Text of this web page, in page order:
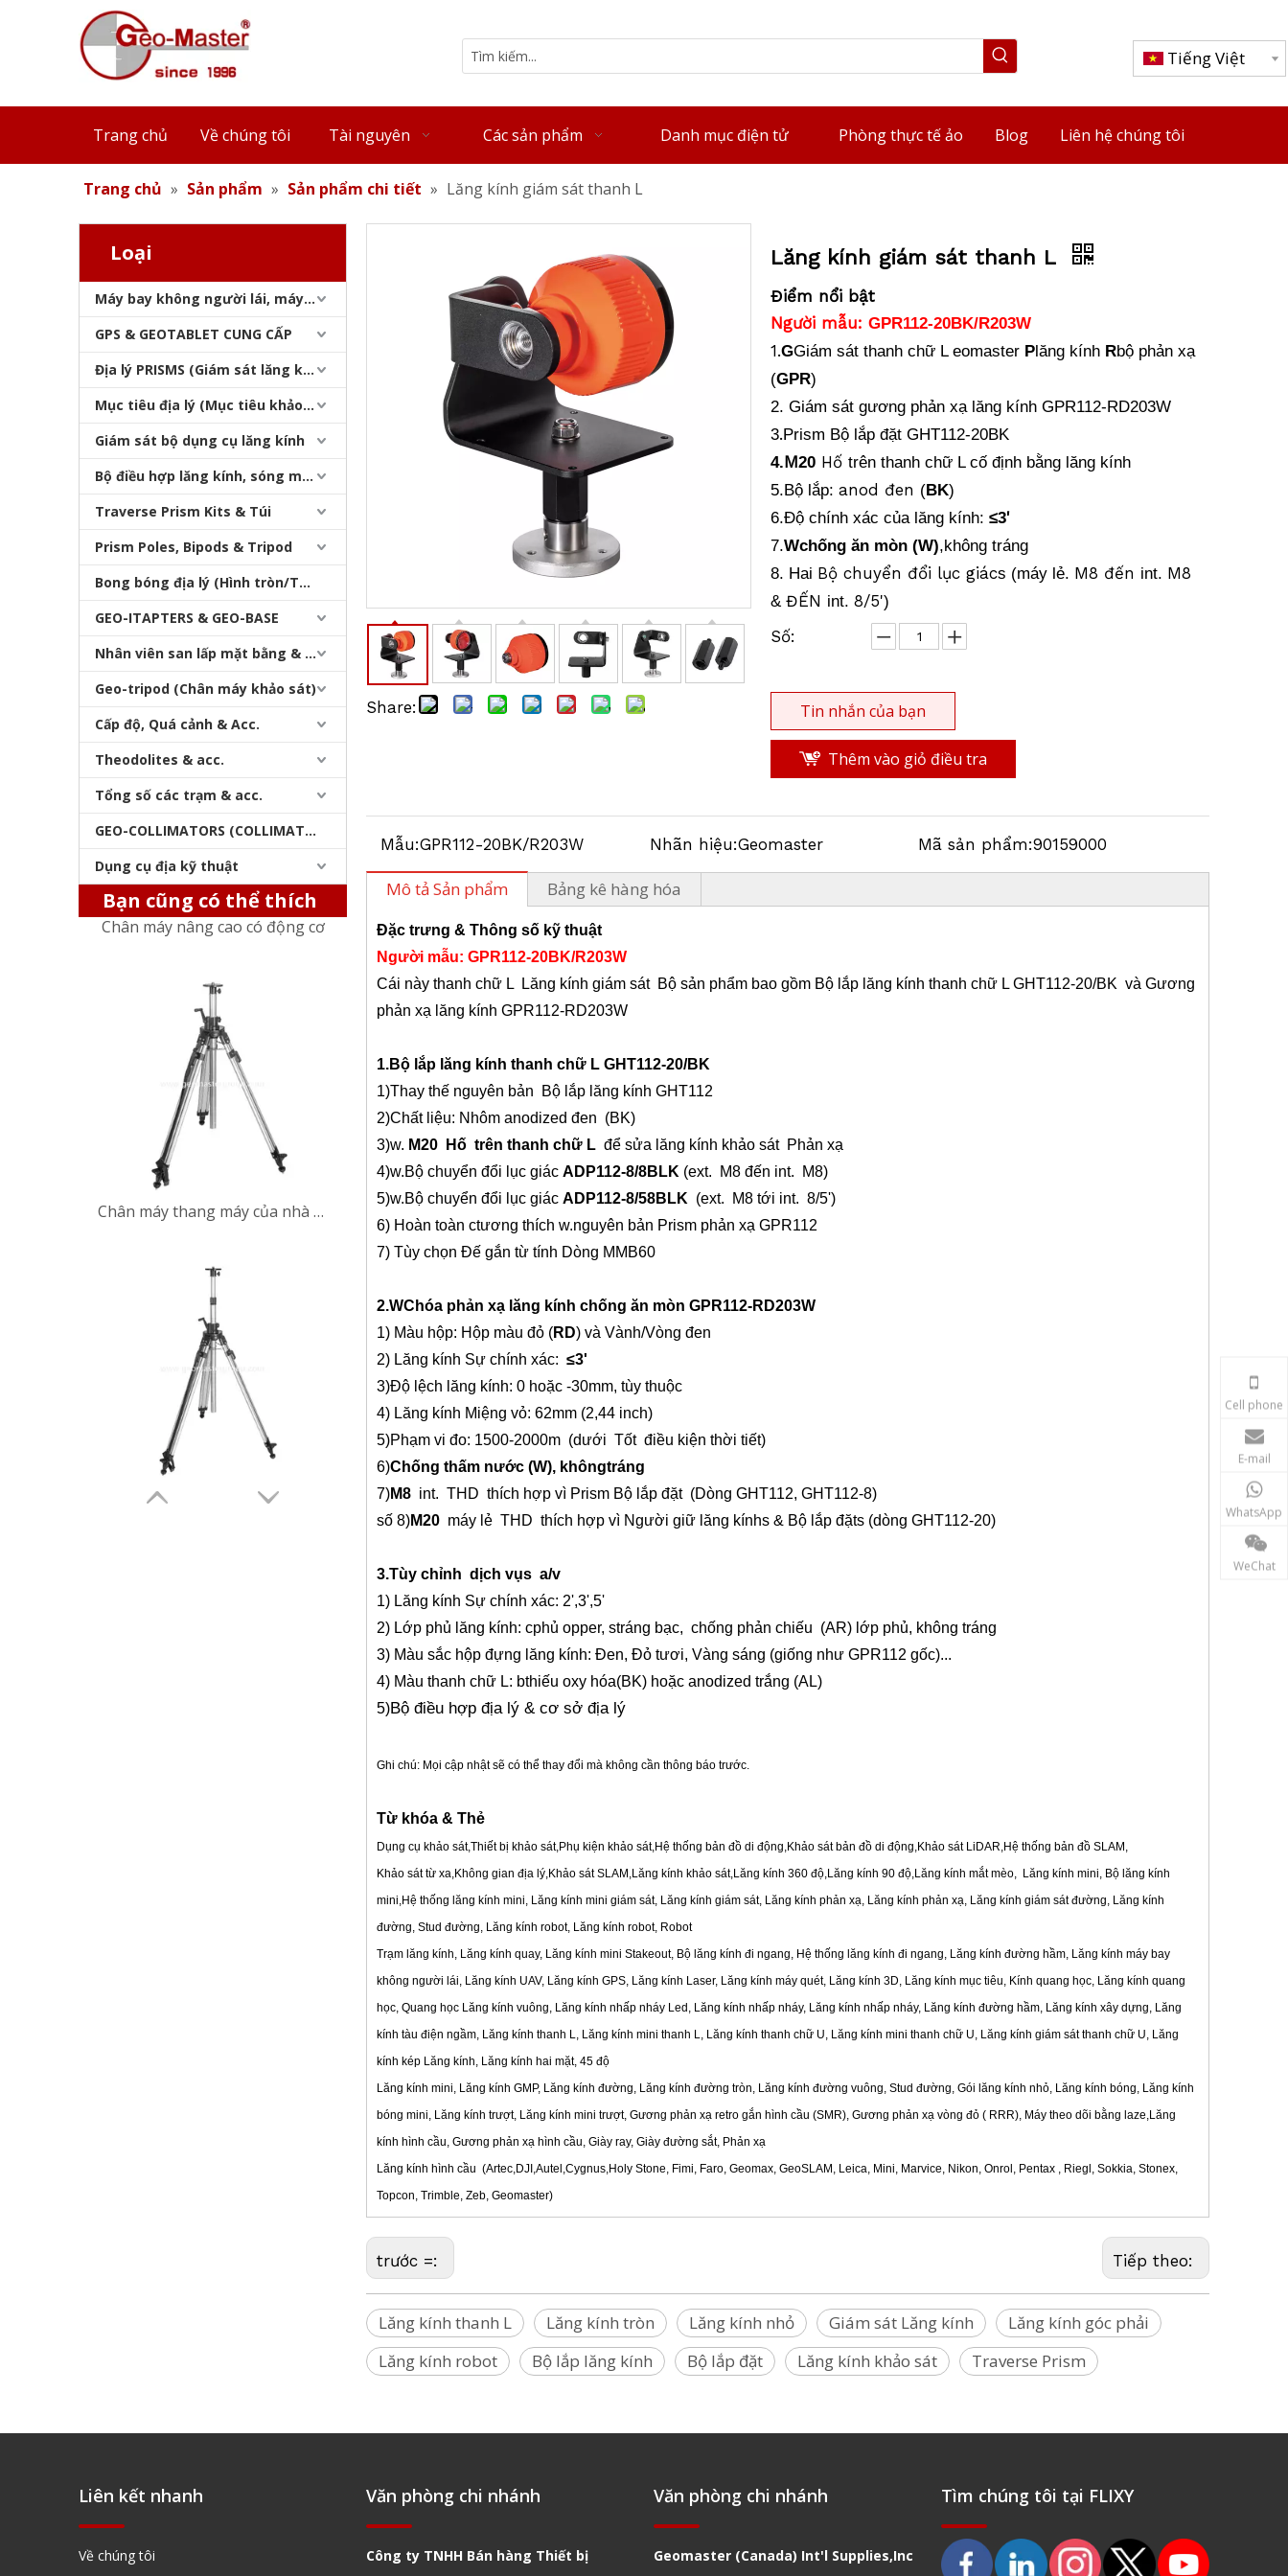
Tiếng Việt
Trang chủ Về chúng tôi Tài nguyên Các sản phẩm Danh mục điện tử Phòng thực tế ảo Blog Liên hệ chúng tôi
Trang chủ » Sản phẩm » Sản phẩm chi tiết » Lăng kính giám sát thanh L
Loại
Máy bay không người lái, máy quét laser, máy theo dõi laser & slam
GPS & GEOTABLET CUNG CẤP
Địa lý PRISMS (Giám sát lăng kính)
Mục tiêu địa lý (Mục tiêu khảo sát)
Giám sát bộ dụng cụ lăng kính
Bộ điều hợp lăng kính, sóng mang & bộ nhớ
Traverse Prism Kits & Túi
Prism Poles, Bipods & Tripod
Bong bóng địa lý (Hình tròn/Tấm/Thanh)
GEO-ITAPTERS & GEO-BASE
Nhân viên san lấp mặt bằng & Bipod
Geo-tripod (Chân máy khảo sát)
Cấp độ, Quá cảnh & Acc.
Theodolites & acc.
Tổng số các trạm & acc.
GEO-COLLIMATORS (COLLIMATORS khảo sát)
Dụng cụ địa kỹ thuật
Bạn cũng có thể thích
Neo chốt ổ đĩa (53mm)
Chân máy nâng cao có động cơ
Share:
Lăng kính giám sát thanh L
Điểm nổi bật
Người mẫu: GPR112-20BK/R203W
1.GGiám sát thanh chữ L eomaster P lăng kính Rbộ phản xạ
(GPR)
2. Giám sát gương phản xạ lăng kính GPR112-RD203W
3. Prism Bộ lắp đặt GHT112-20BK
4.M20 Hố trên thanh chữ L cố định bằng lăng kính
5. Bộ lắp: anod đen (BK)
6.Độ chính xác của lăng kính: ≤3'
7.Wchống ăn mòn (W),không tráng
8. Hai Bộ chuyển đổi lục giács (máy lẻ. M8 đến int. M8
& ĐẾN int. 8/5')
Số:
Tin nhắn của bạn
Thêm vào giỏ điều tra
Mẫu:GPR112-20BK/R203W Nhãn hiệu:Geomaster Mã sản phẩm:90159000
Mô tả Sản phẩm Bảng kê hàng hóa
Đặc trưng & Thông số kỹ thuật
Người mẫu: GPR112-20BK/R203W
Cái này thanh chữ L Lăng kính giám sát Bộ sản phẩm bao gồm Bộ lắp lăng kính thanh chữ LGHT112-20/BK và Gương
phản xạ lăng kính GPR112-RD203W
1.Bộ lắp lăng kính thanh chữ L GHT112-20/BK
1)Thay thế nguyên bản Bộ lắp lăng kính GHT112
2)Chất liệu: Nhôm anodized đen (BK)
3)w. M20 Hố trên thanh chữ L để sửa lăng kính khảo sát Phản xạ
4)w.Bộ chuyển đổi lục giác ADP112-8/8BLK (ext. M8 đến int. M8)
5)w.Bộ chuyển đổi lục giác ADP112-8/58BLK (ext. M8 tới int. 8/5')
6) Hoàn toàn ctương thích w.nguyên bản Prism phản xạ GPR112
7) Tùy chọn Đế gắn từ tính Dòng MMB60
2.WChóa phản xạ lăng kính chống ăn mòn GPR112-RD203W
1) Màu hộp: Hộp màu đỏ (RD) và Vành/Vòng đen
2) Lăng kính Sự chính xác: ≤3'
3)Độ lệch lăng kính: 0 hoặc -30mm, tùy thuộc
4) Lăng kính Miệng vỏ: 62mm (2,44 inch)
5)Phạm vi đo: 1500-2000m (dưới Tốtđiều kiện thời tiết)
6)Chống thấm nước (W), khôngtráng
7)M8 int. THD thích hợp vì Prism Bộ lắp đặt (Dòng GHT112, GHT112-8)
số 8)M20 máy lẻ THD thích hợp vì Người giữ lăng kínhs & Bộ lắp đặts (dòng GHT112-20)
3.Tùy chỉnh dịch vụs a/v
1) Lăng kính Sự chính xác: 2',3',5'
2) Lớp phủ lăng kính: cphủ opper, stráng bạc, chống phản chiếu (AR) lớp phủ, không tráng
3) Màu sắc hộp đựng lăng kính: Đen, Đỏ tươi, Vàng sáng (giống như GPR112 gốc)...
4) Màu thanh chữ L: bthiếu oxy hóa(BK) hoặc anodized trắng (AL)
5)Bộ điều hợp địa lý & cơ sở địa lý
Ghi chú: Mọi cập nhật sẽ có thể thay đổi mà không cần thông báo trước.
Từ khóa & Thẻ
Dụng cụ khảo sát,Thiết bị khảo sát,Phụ kiện khảo sát,Hệ thống bản đồ di động,Khảo sát bản đồ di động,Khảo sát LiDAR,Hệ thống bản đồ SLAM,
Khảo sát từ xa,Không gian địa lý,Khảo sát SLAM,Lăng kính khảo sát,Lăng kính 360 độ,Lăng kính 90 độ,Lăng kính mắt mèo, Lăng kính mini, Bộ lăng kính
mini,Hệ thống lăng kính mini, Lăng kính mini giám sát, Lăng kính giám sát, Lăng kính phản xạ, Lăng kính phản xạ, Lăng kính giám sát đường, Lăng kính
đường, Stud đường, Lăng kính robot, Lăng kính robot, Robot
Trạm lăng kính, Lăng kính quay, Lăng kính mini Stakeout, Bộ lăng kính đi ngang, Hệ thống lăng kính đi ngang, Lăng kính đường hầm, Lăng kính máy bay
không người lái, Lăng kính UAV, Lăng kính GPS, Lăng kính Laser, Lăng kính máy quét, Lăng kính 3D, Lăng kính mục tiêu, Kính quang học, Lăng kính quang
học, Quang học Lăng kính vuông, Lăng kính nhấp nháy Led, Lăng kính nhấp nháy, Lăng kính nhấp nháy, Lăng kính đường hầm, Lăng kính xây dựng, Lăng
kính tàu điện ngầm, Lăng kính thanh L, Lăng kính mini thanh L, Lăng kính thanh chữ U, Lăng kính mini thanh chữ U, Lăng kính giám sát thanh chữ U, Lăng
kính kép Lăng kính, Lăng kính hai mặt, 45 độ
Lăng kính mini, Lăng kính GMP, Lăng kính đường, Lăng kính đường tròn, Lăng kính đường vuông, Stud đường, Gói lăng kính nhỏ, Lăng kính bóng, Lăng kính
bóng mini, Lăng kính trượt, Lăng kính mini trượt, Gương phản xạ retro gắn hình cầu (SMR), Gương phản xạ vòng đỏ ( RRR), Máy theo dõi bằng laze,Lăng
kính hình cầu, Gương phản xạ hình cầu, Giày ray, Giày đường sắt, Phản xạ
Lăng kính hình cầu (Artec,DJI,Autel,Cygnus,Holy Stone, Fimi, Faro, Geomax, GeoSLAM, Leica, Mini, Marvice, Nikon, Onrol, Pentax , Riegl, Sokkia, Stonex,
Topcon, Trimble, Zeb, Geomaster)
trước =: Tiếp theo:
Lăng kính thanh L Lăng kính tròn Lăng kính nhỏ Giám sát Lăng kính
Lăng kính góc phải
Lăng kính robot
Bộ lắp lăng kính Bộ lắp đặt Lăng kính khảo sát Traverse Prism
Liên kết nhanh
Về chúng tôi
Cell phone
E-mail
WhatsApp
WeChat
Văn phòng chi nhánh
Công ty TNHH Bán hàng Thiết bị
Văn phòng chi nhánh
Geomaster (Canada) Int'l Supplies,Inc
Tìm chúng tôi tại FLIXY